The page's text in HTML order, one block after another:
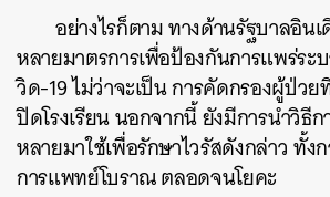
อย่างไรก็ตาม ทางด้านรัฐบาลอิน
หลายมาตรการเพื่อป้องกันการแพร่ระ
วิด-19 ไม่ว่าจะเป็น การคัดกรองผู้ป่ว
ปิดโรงเรียน นอกจากนี้ ยังมีการนำวิธี
หลายมาใช้เพื่อรักษาไวรัสดังกล่าว ทั้
การแพทย์โบราณ ตลอดจนโยคะ